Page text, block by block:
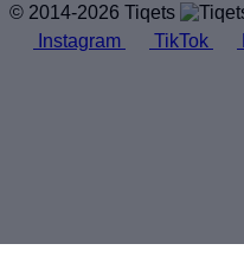
© 2014-2026 Tiqets
Instagram
TikTok